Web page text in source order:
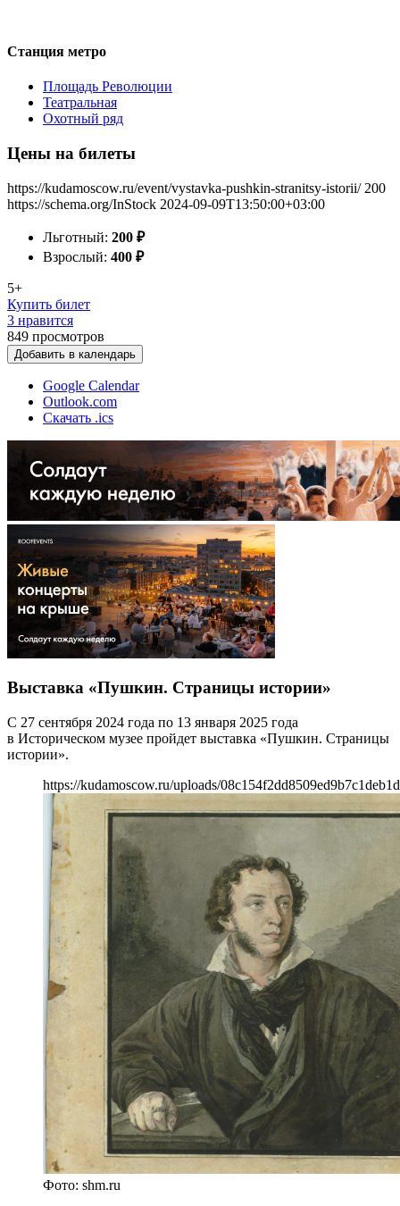
Станция метро
Площадь Революции
Театральная
Охотный ряд
Цены на билеты
https://kudamoscow.ru/event/vystavka-pushkin-stranitsy-istorii/ 200
https://schema.org/InStock 2024-09-09T13:50:00+03:00
Льготный: 200 ₽
Взрослый: 400 ₽
5+
Купить билет
3 нравится
849 просмотров
Добавить в календарь
Google Calendar
Outlook.com
Скачать .ics
Выставка «Пушкин. Страницы истории»
С 27 сентября 2024 года по 13 января 2025 года
в Историческом музее пройдет выставка «Пушкин. Страницы
истории».
https://kudamoscow.ru/uploads/
Фото: shm.ru